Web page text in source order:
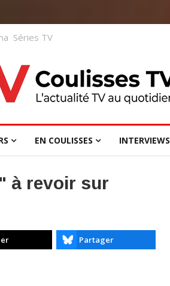
Séries TV
EN COULISSES INTERVIEWS
à revoir sur
Partager